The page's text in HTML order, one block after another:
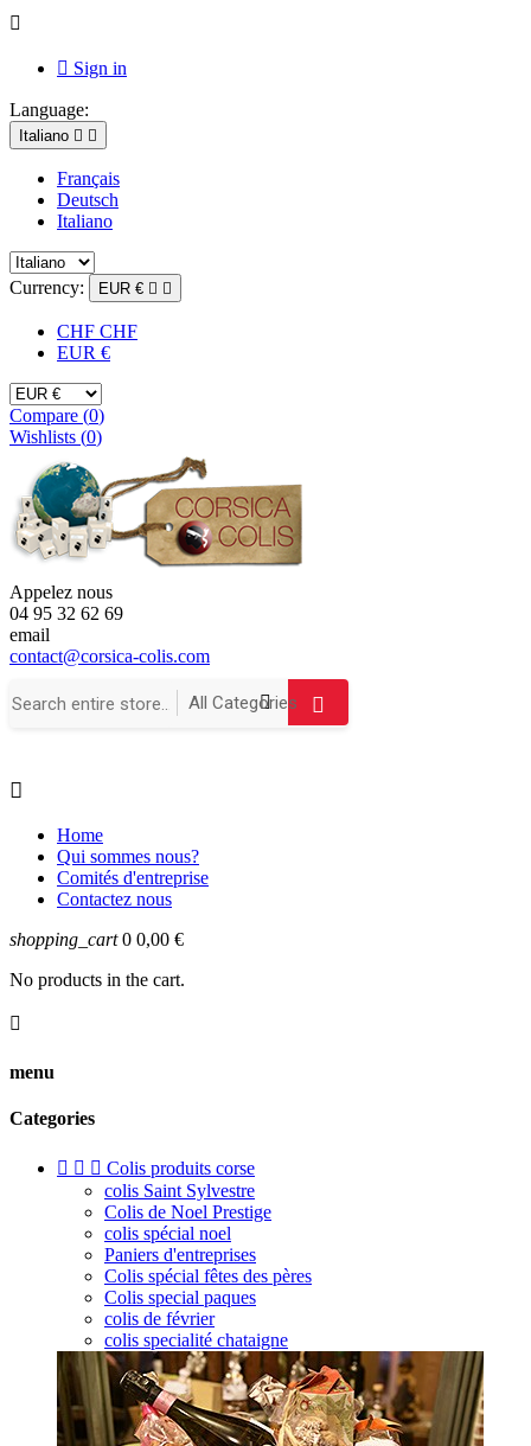

 Sign in
Language:
Italiano  
Français
Deutsch
Italiano
Currency: EUR €  
CHF CHF
EUR €
Compare (0)
Wishlists (0)
Appelez nous
04 95 32 62 69
email
contact@corsica-colis.com

Home
Qui sommes nous?
Comités d'entreprise
Contactez nous
shopping_cart 0 0,00 €
No products in the cart.

menu
Categories
   Colis produits corse
colis Saint Sylvestre
Colis de Noel Prestige
colis spécial noel
Paniers d'entreprises
Colis spécial fêtes des pères
Colis special paques
colis de février
colis specialité chataigne